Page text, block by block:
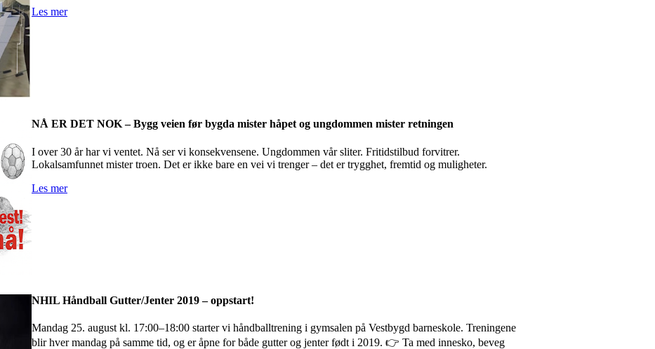
Les mer
NÅ ER DET NOK – Bygg veien før bygda mister håpet og ungdommen mister retningen
I over 30 år har vi ventet. Nå ser vi konsekvensene. Ungdommen vår sliter. Fritidstilbud forvitrer.
Lokalsamfunnet mister troen. Det er ikke bare en vei vi trenger – det er trygghet, fremtid og muligheter.
Les mer
NHIL Håndball Gutter/Jenter 2019 – oppstart!
Mandag 25. august kl. 17:00–18:00 starter vi håndballtrening i gymsalen på Vestbygd barneskole. Treningene
blir hver mandag på samme tid, og er åpne for både gutter og jenter født i 2019. 👉 Ta med innesko, beveg